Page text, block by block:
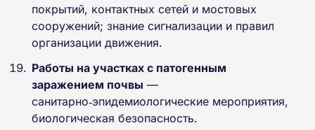
покрытий, контактных сетей и мостовых
сооружений; знание сигнализации и правил
организации движения.
Работы на участках с патогенным
заражением почвы —
санитарно‑эпидемиологические мероприятия,
биологическая безопасность.